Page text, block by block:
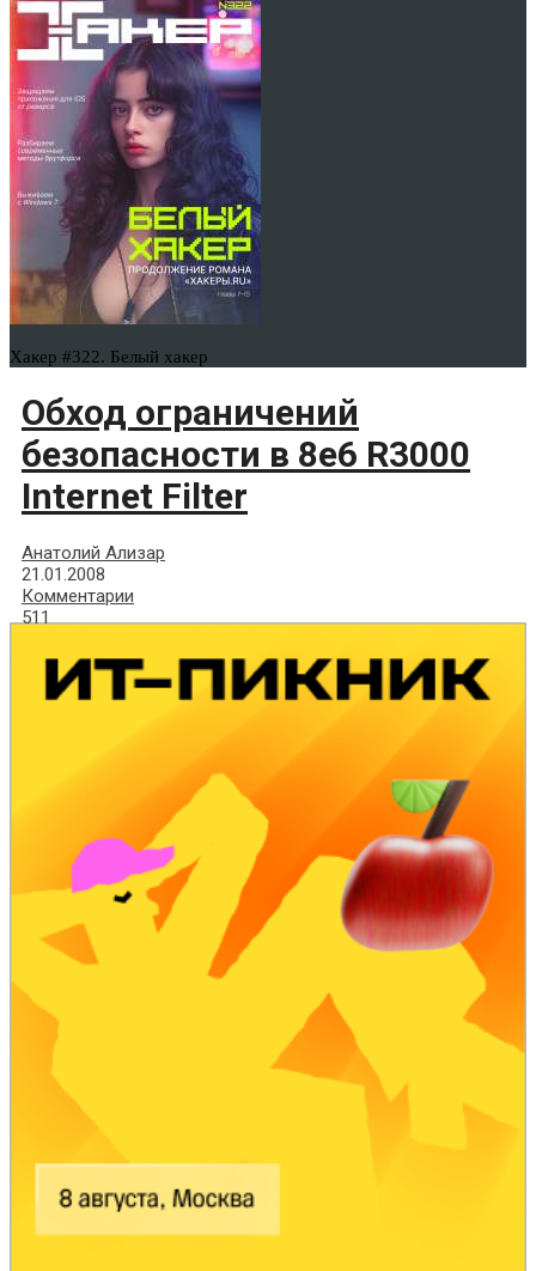
Хакер #322. Белый хакер
Обход ограничений
безопасности в 8e6 R3000
Internet Filter
Анатолий Ализар
21.01.2008
Комментарии
511